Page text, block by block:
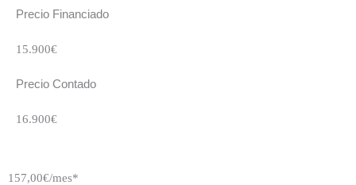
Precio Financiado
15.900€
Precio Contado
16.900€
157,00€/mes*